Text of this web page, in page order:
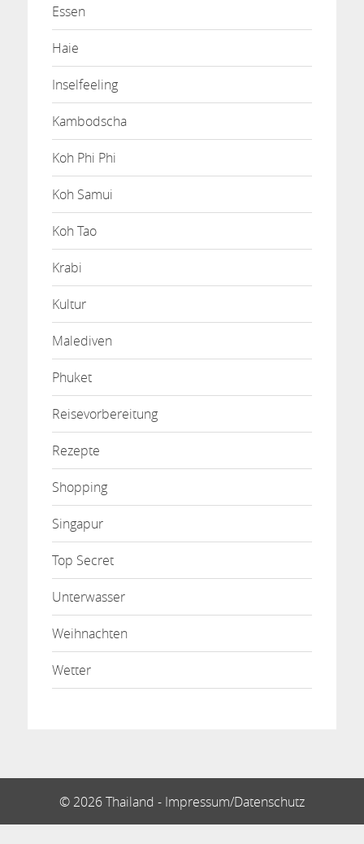
Essen
Haie
Inselfeeling
Kambodscha
Koh Phi Phi
Koh Samui
Koh Tao
Krabi
Kultur
Malediven
Phuket
Reisevorbereitung
Rezepte
Shopping
Singapur
Top Secret
Unterwasser
Weihnachten
Wetter
© 2026 Thailand - Impressum/Datenschutz